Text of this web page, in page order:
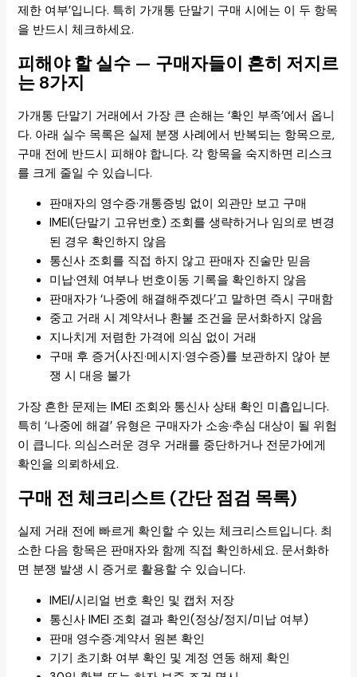
제한 여부’입니다. 특히 가개통 단말기 구매 시에는 이 두 항목
을 반드시 체크하세요.
피해야 할 실수 — 구매자들이 흔히 저지르
는 8가지
가개통 단말기 거래에서 가장 큰 손해는 ‘확인 부족’에서 옵니
다. 아래 실수 목록은 실제 분쟁 사례에서 반복되는 항목으로,
구매 전에 반드시 피해야 합니다. 각 항목을 숙지하면 리스크
를 크게 줄일 수 있습니다.
판매자의 영수증·개통증빙 없이 외관만 보고 구매
IMEI(단말기 고유번호) 조회를 생략하거나 임의로 변경
된 경우 확인하지 않음
통신사 조회를 직접 하지 않고 판매자 진술만 믿음
미납·연체 여부나 번호이동 기록을 확인하지 않음
판매자가 ‘나중에 해결해주겠다’고 말하면 즉시 구매함
중고 거래 시 계약서나 환불 조건을 문서화하지 않음
지나치게 저렴한 가격에 의심 없이 거래
구매 후 증거(사진·메시지·영수증)를 보관하지 않아 분
쟁 시 대응 불가
가장 흔한 문제는 IMEI 조회와 통신사 상태 확인 미흡입니다.
특히 ‘나중에 해결’ 유형은 구매자가 소송·추심 대상이 될 위험
이 큽니다. 의심스러운 경우 거래를 중단하거나 전문가에게
확인을 의뢰하세요.
구매 전 체크리스트 (간단 점검 목록)
실제 거래 전에 빠르게 확인할 수 있는 체크리스트입니다. 최
소한 다음 항목은 판매자와 함께 직접 확인하세요. 문서화하
면 분쟁 발생 시 증거로 활용할 수 있습니다.
IMEI/시리얼 번호 확인 및 캡처 저장
통신사 IMEI 조회 결과 확인(정상/정지/미납 여부)
판매 영수증·계약서 원본 확인
기기 초기화 여부 확인 및 계정 연동 해제 확인